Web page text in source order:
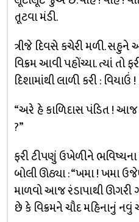
તૂટવા મંડી.
ત્રીજે દિવસે કચેરી મળી. સહુને
વિક્રમ આવી પહોંચ્યા. ત્યાં તો
દિશામાંથી લાળી કરી : વિયાઉં
“અરે હે કાળિદાસ પંડિત !
?”
ફરી ટીપણું ઉખેળીને
બોલી ઊઠ્યા : “ખમા ! ખમા
માળવો આજ રંડાપાથી ઊગરી
છે કે વિક્રમને ચૌદ મહિનાનું